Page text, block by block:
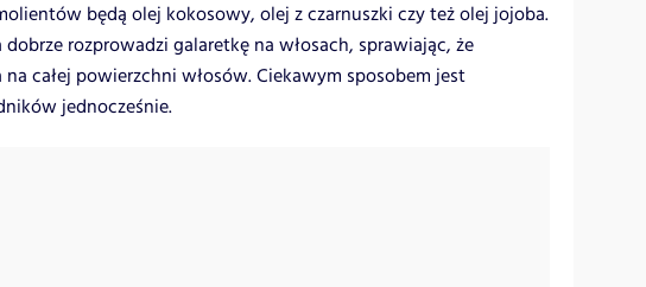
będą olej kokosowy, olej z czarnuszki czy też olej jojoba.
rozprowadzi galaretkę na włosach, sprawiając, że
całej powierzchni włosów. Ciekawym sposobem jest
jednocześnie.